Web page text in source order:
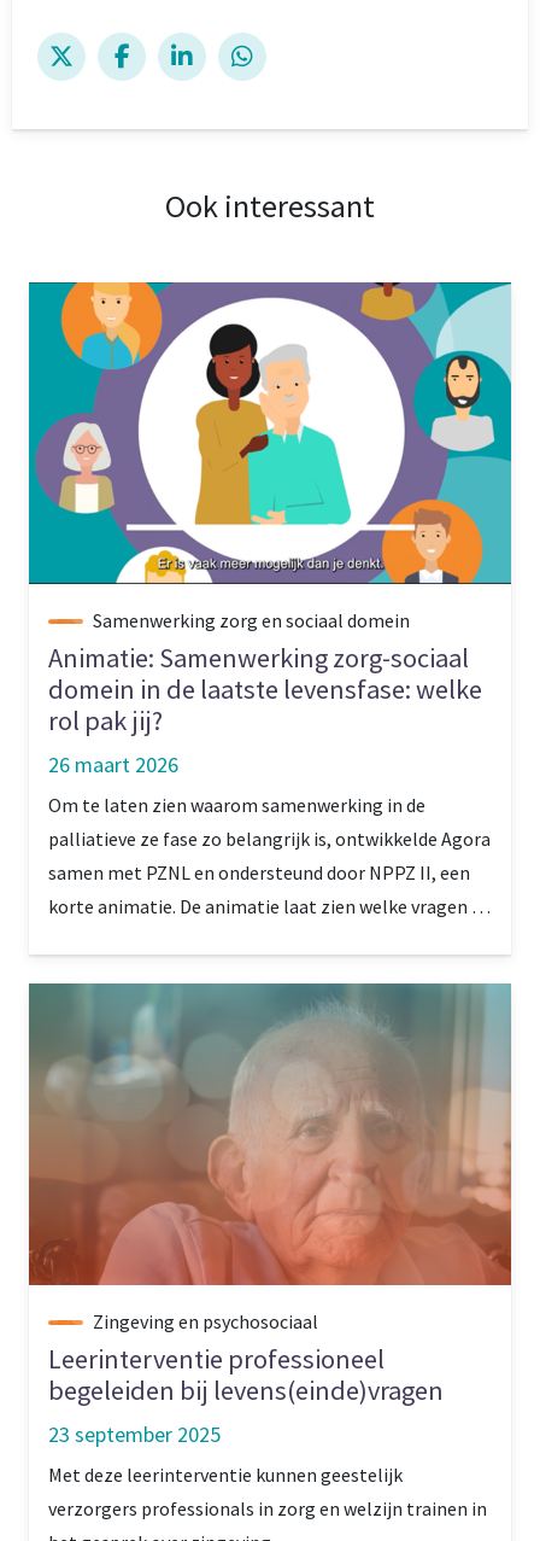
Ook interessant
Samenwerking zorg en sociaal domein
Animatie: Samenwerking zorg-sociaal
domein in de laatste levensfase: welke
rol pak jij?
26 maart 2026
Om te laten zien waarom samenwerking in de
palliatieve ze fase zo belangrijk is, ontwikkelde Agora
samen met PZNL en ondersteund door NPPZ II, een
korte animatie. De animatie laat zien welke vragen en
samenwerking tussen zorg en sociaal domein
bijdraagt aan betere ondersteuning.
Zingeving en psychosociaal
Leerinterventie professioneel
begeleiden bij levens(einde)vragen
23 september 2025
Met deze leerinterventie kunnen geestelijk
verzorgers professionals in zorg en welzijn trainen in